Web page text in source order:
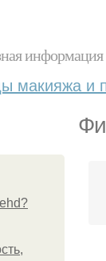
макияжа и